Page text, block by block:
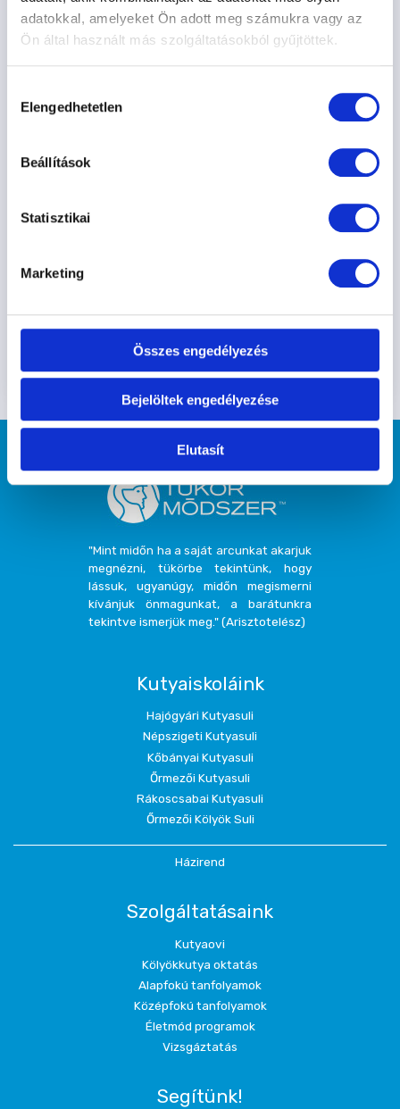
adatokkal, amelyeket Ön adott meg számukra vagy az
Ön által használt más szolgáltatásokból gyűjtöttek.
kiválasztása
Elengedhetetlen
Beállítások
Statisztikai
Marketing
Összes engedélyezés
Bejelöltek engedélyezése
Elutasít
HAJÓGYÁRI 09.03. 17:30
Szabó-Vékony Hajnalka
Hajógyári Kutyasuli
"Mint midőn ha a saját arcunkat akarjuk
megnézni, tükörbe tekintünk, hogy
lássuk, ugyanúgy, midőn megismerni
kívánjuk önmagunkat, a barátunkra
tekintve ismerjük meg." (Arisztotelész)
Kutyaiskoláink
Hajógyári Kutyasuli
Népszigeti Kutyasuli
Kőbányai Kutyasuli
Őrmezői Kutyasuli
Rákoscsabai Kutyasuli
Őrmezői Kölyök Suli
Házirend
Szolgáltatásaink
Kutyaovi
Kölyökkutya oktatás
Alapfokú tanfolyamok
Középfokú tanfolyamok
Életmód programok
Vizsgáztatás
Segítünk!